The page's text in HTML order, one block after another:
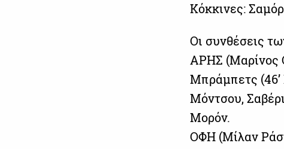
Κόκκινες:
Οι συνθέσεις
ΑΡΗΣ (Μαρίνος
Μπράμπετς (46’
Μόντσου,
Μορόν.
ΟΦΗ (Μίλαν